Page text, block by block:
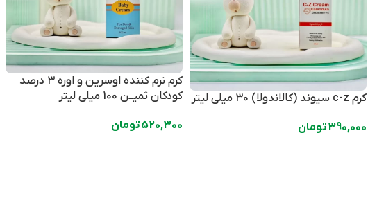
کرم c-z سیوند (کالاندولا) 30 میلی لیتر
390,000تومان
کرم نرم کننده اوسرین و اوره 3 درصد
کودکان ثمیــن 100 میلی لیتر
520,300تومان